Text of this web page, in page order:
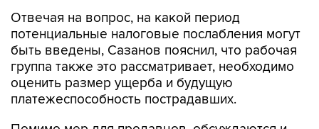
быть введены, Сазанов пояснил, что рабочая
группа также это рассматривает, необходимо
оценить размер ущерба и будущую
платежеспособность пострадавших.
Помимо мер для продавцов, обсуждаются и